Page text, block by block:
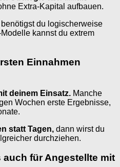
Extra-Kapital aufbauen.
benötigst du logischerweise
kannst du extrem
Einnahmen
deinem Einsatz. Manche
Wochen erste Ergebnisse,
statt Tagen, dann wirst du
durchziehen.
für Angestellte mit